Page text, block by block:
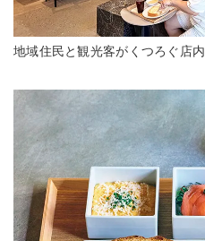
地域住民と観光客がくつろぐ店内